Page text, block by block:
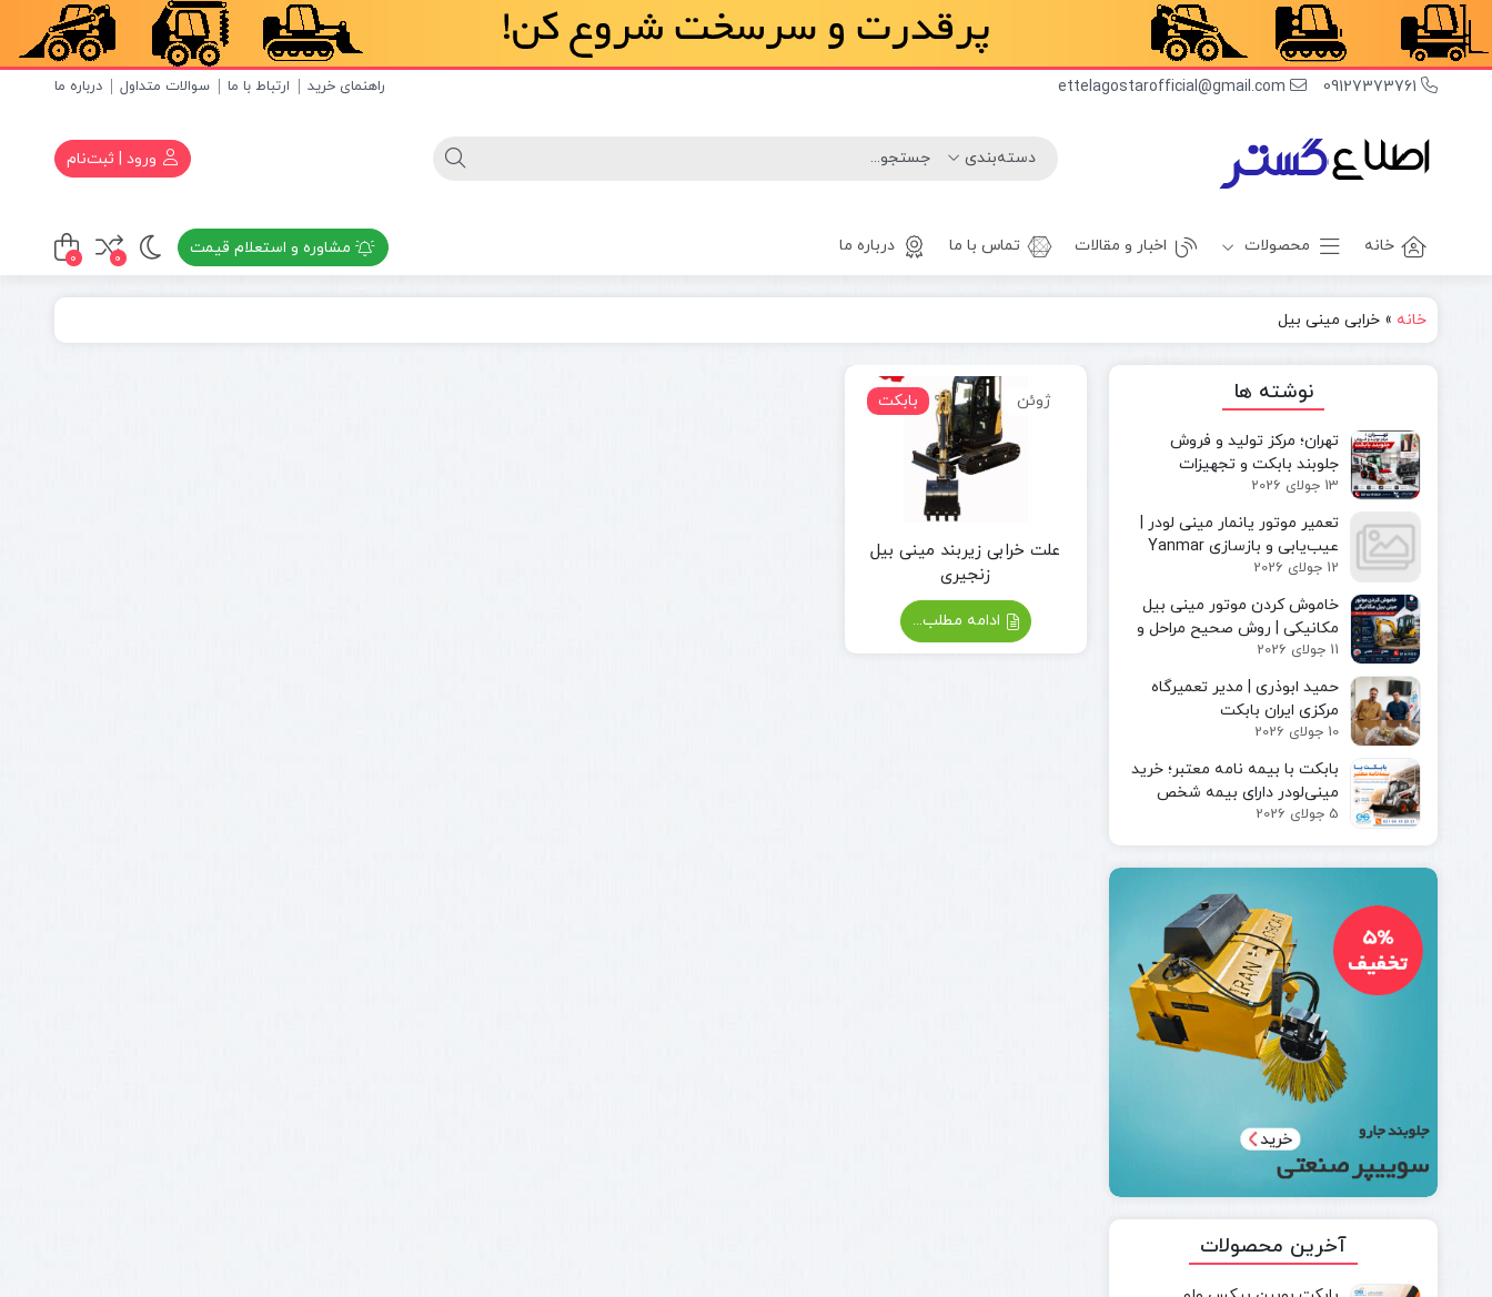
راهنمای خرید ارتباط با ما سوالات متداول درباره ما 09127373761
ettelagostarofficial@gmail.com
ورود | ثبت‌نام
خانه محصولات
مکانیکی
مینی بیل
مکانیکی
بابکت
بابکت
فوریوز
بابکت
دراج
رفسنجان
غلطک
جلوبند چاله
هیدرولیکی
شاخک
لیفتراک
اخبار و مقالات تماس با ما درباره ما مشاوره و استعلام قیمت 0
0
خانه » خرابی مینی بیل
بابکت ژوئن
علت خرابی زیربند مینی بیل
زنجیری
ادامه مطلب...
نوشته ها
تهران؛ مرکز تولید و فروش
جلوبند بابکت و تجهیزات
مینی‌لودر در ایران
13 جولای 2026
تعمیر موتور یانمار مینی لودر |
عیب‌یابی و بازسازی Yanmar
Engine
12 جولای 2026
خاموش کردن موتور مینی بیل
مکانیکی | روش صحیح مراحل و
ایمن توقف دستگاه
11 جولای 2026
حمید ابوذری | مدیر تعمیرگاه
مرکزی ایران بابکت
10 جولای 2026
بابکت با بیمه‌ نامه معتبر؛ خرید
مینی‌لودر دارای بیمه شخص
ثالث و بیمه بدنه ماشین‌آلات
5 جولای 2026
آخرین محصولات